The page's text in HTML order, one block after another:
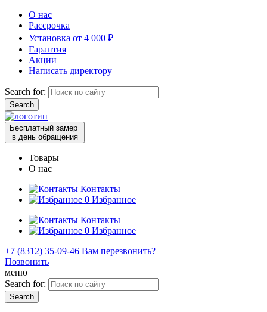
О нас
Рассрочка
Установка от 4 000 ₽
Гарантия
Акции
Написать директору
Search for:
Бесплатный замер
в день обращения
Товары
О нас
Контакты
0 Избранное
Контакты
0 Избранное
+7 (8312) 35-09-46 Вам перезвонить?
Позвонить
меню
Search for: